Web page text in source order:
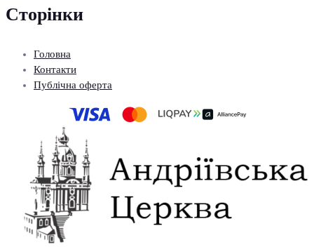
Сторінки
Головна
Контакти
Публічна оферта